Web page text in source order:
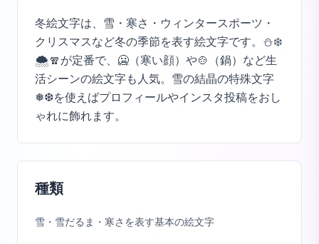
冬絵文字は、雪・寒さ・ウィンタースポーツ・
クリスマスなど冬の季節を表す絵文字です。⛄❄️
🌨️🧣が定番で、🥶（寒い顔）や🍲（鍋）など生
活シーンの絵文字も人気。雪の結晶の特殊文字
❅❆を使えばプロフィールやインスタ投稿をおし
ゃれに飾れます。
種類
雪・雪だるま・寒さを表す基本の絵文字